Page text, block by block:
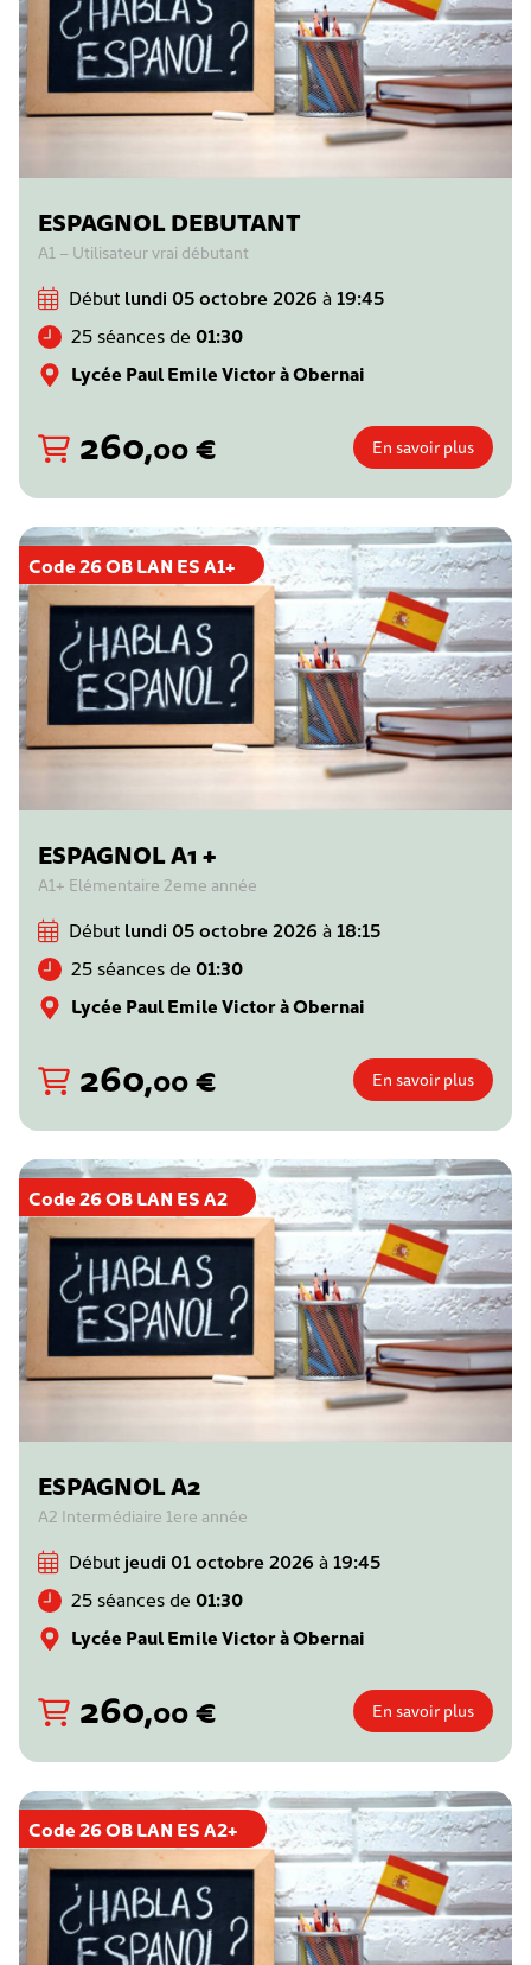
ESPAGNOL DEBUTANT
A1 – Utilisateur vrai débutant
Début lundi 05 octobre 2026 à 19:45
25 séances de 01:30
Lycée Paul Emile Victor à Obernai
260,00€ En savoir plus
Code 26 OB LAN ES A1+
ESPAGNOL A1 +
A1+ Elémentaire 2eme année
Début lundi 05 octobre 2026 à 18:15
25 séances de 01:30
Lycée Paul Emile Victor à Obernai
260,00€ En savoir plus
Code 26 OB LAN ES A2
ESPAGNOL A2
A2 Intermédiaire 1ere année
Début jeudi 01 octobre 2026 à 19:45
25 séances de 01:30
Lycée Paul Emile Victor à Obernai
260,00€ En savoir plus
Code 26 OB LAN ES A2+